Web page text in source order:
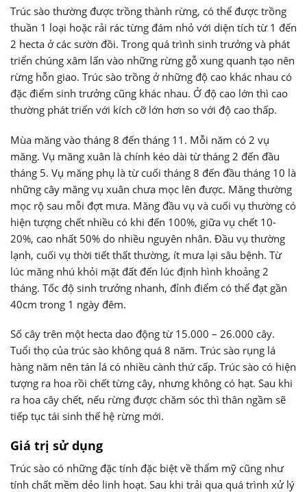
Trúc sào thường được trồng thành rừng, có thể được trồng
thuần 1 loại hoặc rải rác từng đám nhỏ với diện tích từ 1 đến
2 hecta ở các sườn đồi. Trong quá trình sinh trưởng và phát
triển chúng xâm lấn vào những rừng gỗ xung quanh tạo nên
rừng hỗn giao. Trúc sào trồng ở những độ cao khác nhau có
đặc điểm sinh trưởng cũng khác nhau. Ở độ cao lớn thì cao
thường phát triển với kích cỡ lớn hơn so với độ cao thấp.
Mùa măng vào tháng 8 đến tháng 11. Mỗi năm có 2 vụ
măng. Vụ măng xuân là chính kéo dài từ tháng 2 đến đầu
tháng 5. Vụ măng phụ là từ cuối tháng 8 đến đầu tháng 10 là
những cây măng vụ xuân chưa mọc lên được. Măng thường
mọc rộ sau mỗi đợt mưa. Măng đầu vụ và cuối vụ thường có
hiện tượng chết nhiều có khi đến 100%, giữa vụ chết 10-
20%, cao nhất 50% do nhiều nguyên nhân. Đầu vụ thường
lạnh, cuối vụ thời tiết thất thường, ít mưa lại sâu bệnh. Từ
lúc măng nhú khỏi mặt đất đến lúc định hình khoảng 2
tháng. Tốc độ sinh trưởng nhanh, đỉnh điểm có thể đạt gần
40cm trong 1 ngày đêm.
Số cây trên một hecta dao động từ 15.000 – 26.000 cây.
Tuổi thọ của trúc sào không quá 8 năm. Trúc sào rụng lá
hàng năm nên tán lá có nhiều cành thứ cấp. Trúc sào có hiện
tượng ra hoa rồi chết từng cây, nhưng không có hạt. Sau khi
ra hoa cây chết, nếu rừng được chăm sóc thì thân ngầm sẽ
tiếp tục tái sinh thế hệ rừng mới.
Giá trị sử dụng
Trúc sào có những đặc tính đặc biệt về thẩm mỹ cũng như
tính chất mềm dẻo linh hoạt. Sau khi trải qua quá trình xử lý